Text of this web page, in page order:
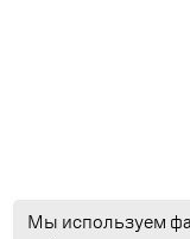
Мы используем